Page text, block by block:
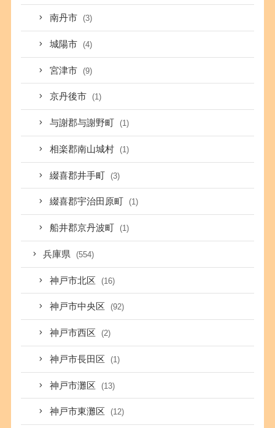
南丹市 (3)
城陽市 (4)
宮津市 (9)
京丹後市 (1)
与謝郡与謝野町 (1)
相楽郡南山城村 (1)
綴喜郡井手町 (3)
綴喜郡宇治田原町 (1)
船井郡京丹波町 (1)
兵庫県 (554)
神戸市北区 (16)
神戸市中央区 (92)
神戸市西区 (2)
神戸市長田区 (1)
神戸市灘区 (13)
神戸市東灘区 (12)